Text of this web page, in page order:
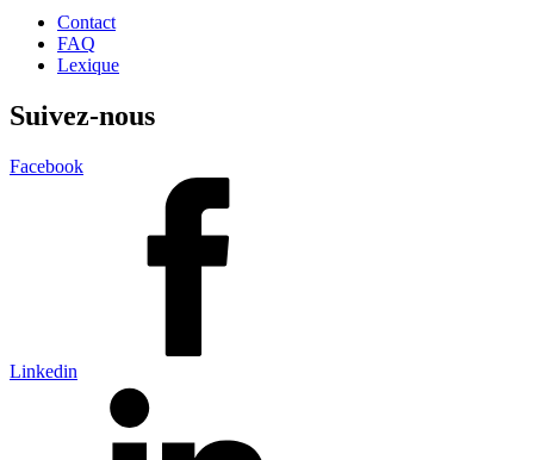
Contact
FAQ
Lexique
Suivez-nous
Facebook
Linkedin